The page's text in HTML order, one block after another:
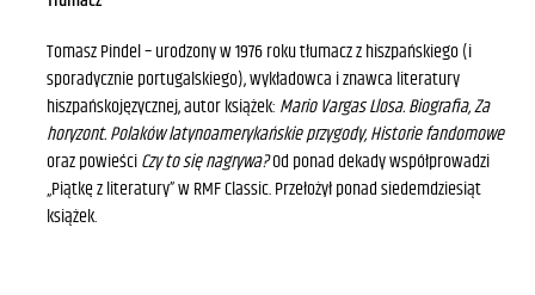
Tomasz Pindel – urodzony w 1976 roku tłumacz z hiszpańskiego (i
sporadycznie portugalskiego), wykładowca i znawca literatury
hiszpańskojęzycznej, autor książek: Mario Vargas Llosa. Biografia, Za
horyzont. Polaków latynoamerykańskie przygody, Historie fandomowe
oraz powieściCzy to się nagrywa?Od ponad dekady współprowadzi
„Piątkę z literatury” w RMF Classic. Przełożył ponad siedemdziesiąt
książek.